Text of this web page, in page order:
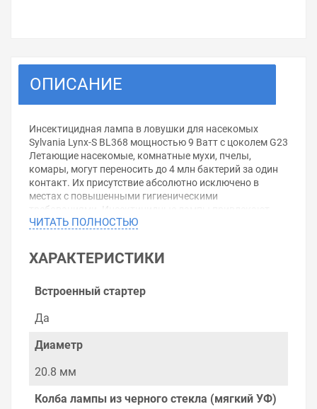
ОПИСАНИЕ
Инсектицидная лампа в ловушки для насекомых
Sylvania Lynx-S BL368 мощностью 9 Ватт с цоколем G23
Летающие насекомые, комнатные мухи, пчелы,
комары, могут переносить до 4 млн бактерий за один
контакт. Их присутствие абсолютно исключено в
местах с повышенными гигиеническими
требованиями. Инсектицидные лампы привлекают
этих насекомых и нейтрализуют их гуманным
Данные лампы обеспечивают защиту во всех сферах,
где для потребителя производятся, подготавливаются,
транспортируются, вступают в контакт с руками,
Например: рестораны, бакалейная торговля, мясные,
UVA-лампы также используются для многочисленных
из важнейших - в косметическом бизнезе, где UVA-
маникюре.
ЧИТАТЬ ПОЛНОСТЬЮ
ХАРАКТЕРИСТИКИ
Встроенный стартер
Да
Диаметр
20.8 мм
Колба лампы из черного стекла (мягкий УФ)